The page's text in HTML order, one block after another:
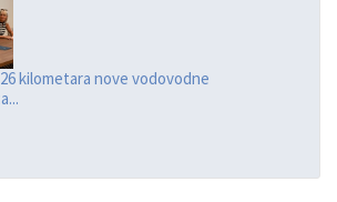
kilometara nove vodovodne